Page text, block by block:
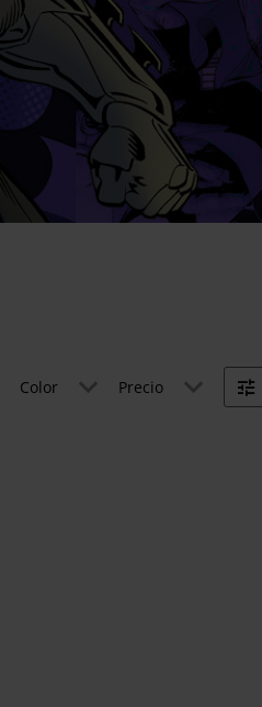
Color Precio